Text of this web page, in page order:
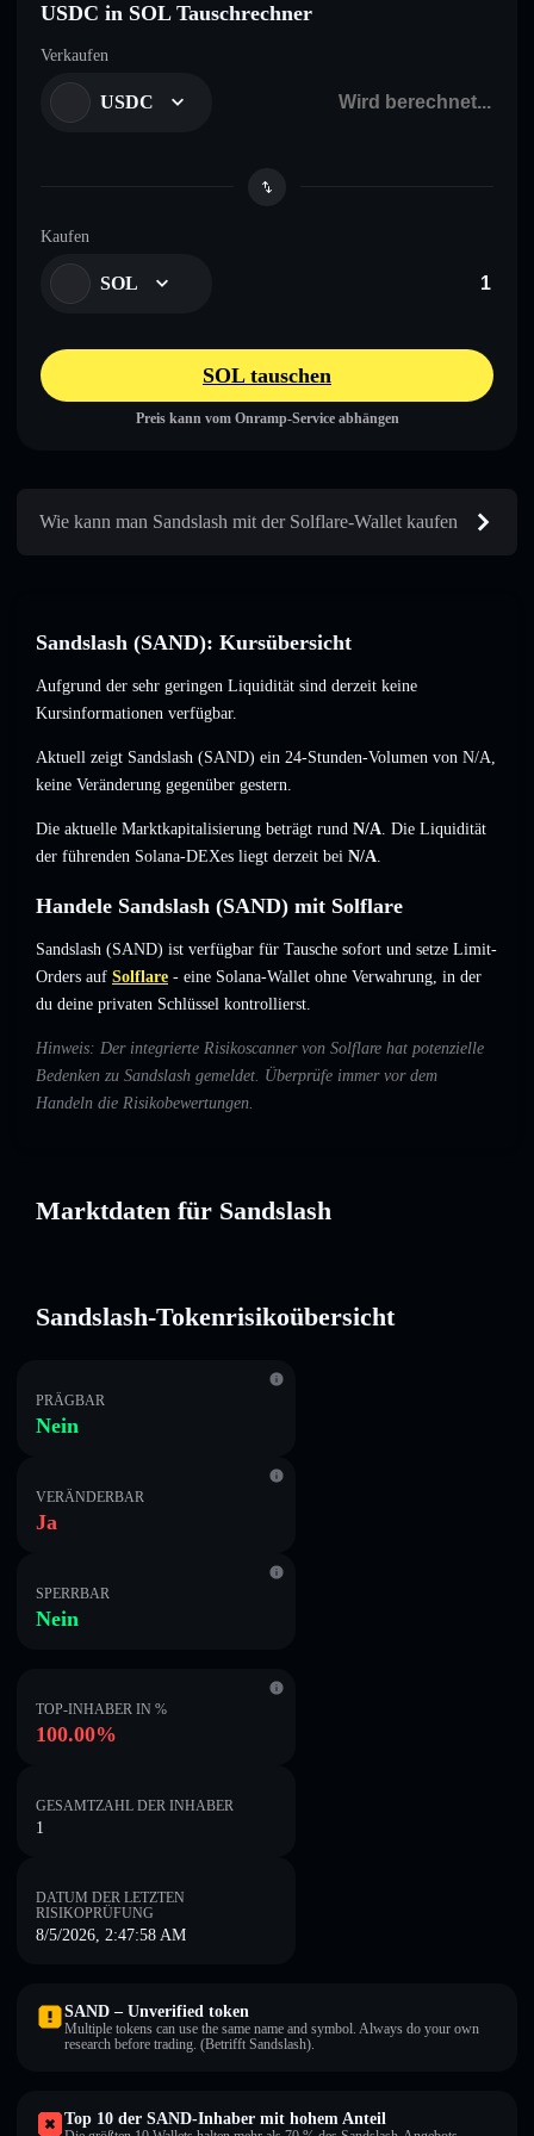
USDC in SOL Tauschrechner
Verkaufen
USDC
Kaufen
SOL
SOL tauschen
Preis kann vom Onramp-Service abhängen
Wie kann man Sandslash mit der Solflare-Wallet kaufen
Sandslash (SAND): Kursübersicht
Aufgrund der sehr geringen Liquidität sind derzeit keine
Kursinformationen verfügbar.
Aktuell zeigt Sandslash (SAND) ein 24-Stunden-Volumen von N/A,
keine Veränderung gegenüber gestern.
Die aktuelle Marktkapitalisierung beträgt rund N/A. Die Liquidität
der führenden Solana-DEXes liegt derzeit bei N/A.
Handele Sandslash (SAND) mit Solflare
Sandslash (SAND) ist verfügbar für Tausche sofort und setze Limit-
Orders auf Solflare - eine Solana-Wallet ohne Verwahrung, in der
du deine privaten Schlüssel kontrollierst.
Hinweis: Der integrierte Risikoscanner von Solflare hat potenzielle
Bedenken zu Sandslash gemeldet. Überprüfe immer vor dem
Handeln die Risikobewertungen.
Marktdaten für Sandslash
Sandslash-Tokenrisikoübersicht
PRÄGBAR
Nein
VERÄNDERBAR
Ja
SPERRBAR
Nein
TOP-INHABER IN %
100.00%
GESAMTZAHL DER INHABER
1
DATUM DER LETZTEN
RISIKOPRÜFUNG
8/5/2026, 2:47:58 AM
SAND – Unverified token
Multiple tokens can use the same name and symbol. Always do your own
research before trading. (Betrifft Sandslash).
Top 10 der SAND-Inhaber mit hohem Anteil